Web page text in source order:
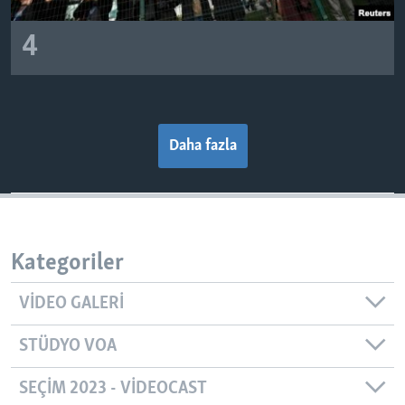
4
Daha fazla
Kategoriler
VIDEO GALERI
STÜDYO VOA
SEÇIM 2023 - VIDEOCAST